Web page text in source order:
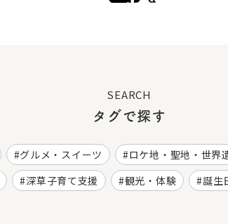
SEARCH
タグで探す
グルメ・スイーツ ロケ地・聖地・世界
深草子育て支援 観光・体験 誕生